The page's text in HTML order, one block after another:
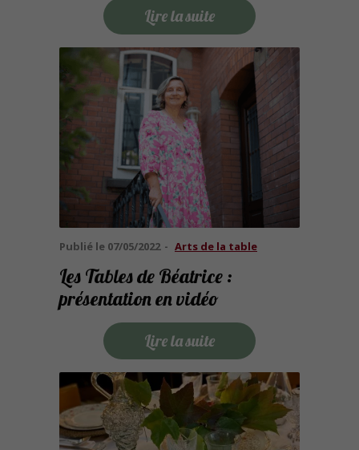
Lire la suite
Publié le 07/05/2022 Arts de la table
Les Tables de Béatrice :
présentation en vidéo
Lire la suite